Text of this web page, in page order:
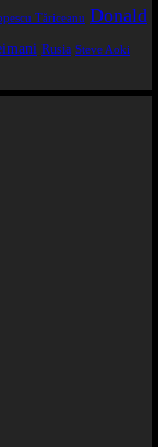
Tăriceanu Donald
Rusia Steve Aoki